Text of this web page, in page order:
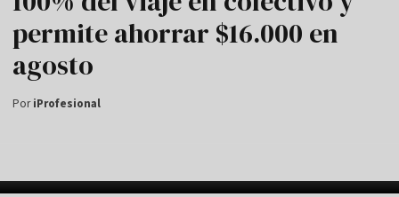
permite ahorrar $16.000 en
agosto
PoriProfesional